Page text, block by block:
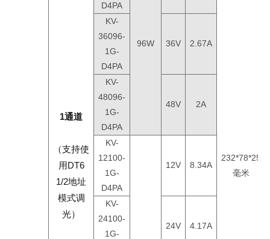
1通道
（支持使
用DT6
1/2地址
模式调
光）
232*78*25
毫米
D4PA
96W
KV-
36096-
1G-
D4PA
36V 2.67A
KV-
48096-
1G-
D4PA
48V 2A
KV-
12100-
1G-
D4PA
12V 8.34A
KV-
24100-
1G-
24V 4.17A